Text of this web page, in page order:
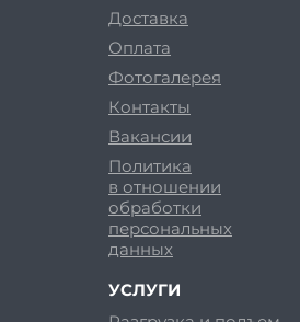
Доставка
Оплата
Фотогалерея
Контакты
Вакансии
Политика
в отношении
обработки
персональных
данных
УСЛУГИ